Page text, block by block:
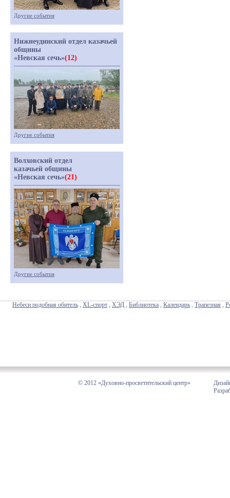
Другие события
Нижнеудинский отдел казачьей
общины
«Невская сечь»(12)
Другие события
Волховский отдел
казачьей общины
«Невская сечь»(21)
Другие события
Небеси подобная обитель , XL-спорт , ХЭД , Библиотека , Календарь , Трапезная ,
© 2012 «Духовно-просветительский центр»